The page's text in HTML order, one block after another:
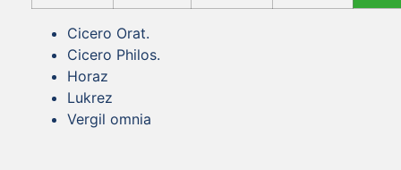
Cicero Orat.
Cicero Philos.
Horaz
Lukrez
Vergil omnia